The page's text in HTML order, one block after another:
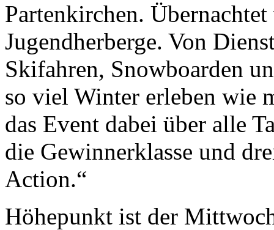
Partenkirchen.
Jugendherberge. Von
Skifahren, Snowboarden
so viel Winter erleben wie
das Event dabei über alle
die Gewinnerklasse und
Action.“
Höhepunkt ist der